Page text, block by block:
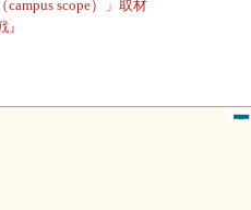
scope）」取材